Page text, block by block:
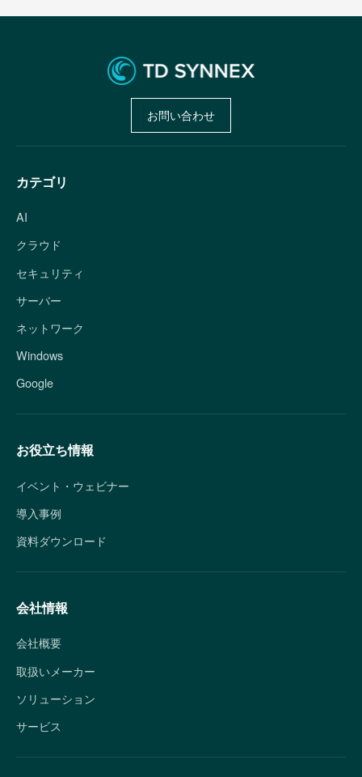
お問い合わせ
カテゴリ
AI
クラウド
セキュリティ
サーバー
ネットワーク
Windows
Google
お役立ち情報
イベント・ウェビナー
導入事例
資料ダウンロード
会社情報
会社概要
取扱いメーカー
ソリューション
サービス